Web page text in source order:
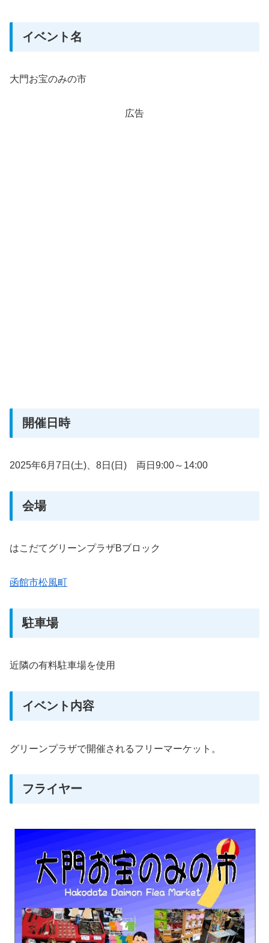
イベント名
大門お宝のみの市
広告
開催日時
2025年6月7日(土)、8日(日) 両日9:00～14:00
会場
はこだてグリーンプラザBブロック
函館市松風町
駐車場
近隣の有料駐車場を使用
イベント内容
グリーンプラザで開催されるフリーマーケット。
フライヤー